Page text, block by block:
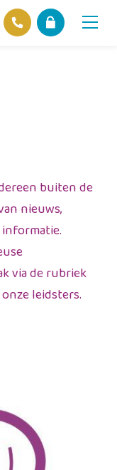
buiten de
nieuws,
via de rubriek
leidsters.